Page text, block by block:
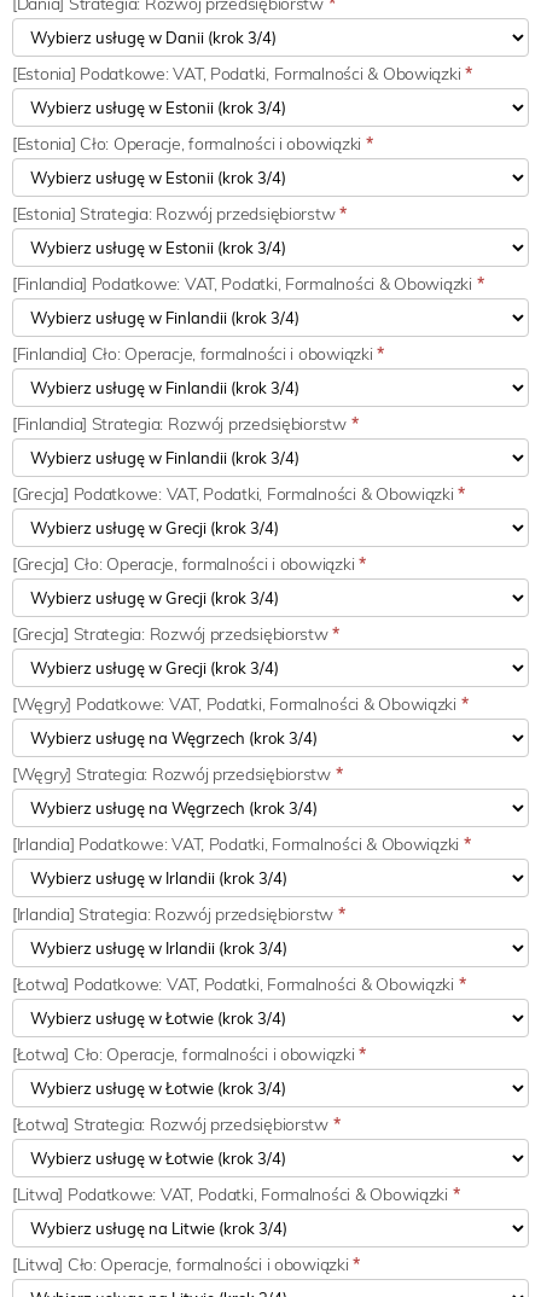
[Estonia] Podatkowe: VAT, Podatki, Formalności & Obowiązki*
[Estonia] Cło: Operacje, formalności i obowiązki *
[Estonia] Strategia: Rozwój przedsiębiorstw*
[Finlandia] Podatkowe: VAT, Podatki, Formalności & Obowiązki *
[Finlandia] Cło: Operacje, formalności i obowiązki*
[Finlandia] Strategia: Rozwój przedsiębiorstw *
[Grecja] Podatkowe: VAT, Podatki, Formalności & Obowiązki*
[Grecja] Cło: Operacje, formalności i obowiązki*
[Grecja] Strategia: Rozwój przedsiębiorstw*
[Węgry] Podatkowe: VAT, Podatki, Formalności & Obowiązki *
[Węgry] Strategia: Rozwój przedsiębiorstw *
[Irlandia] Podatkowe: VAT, Podatki, Formalności & Obowiązki *
[Irlandia] Strategia: Rozwój przedsiębiorstw *
[Łotwa] Podatkowe: VAT, Podatki, Formalności & Obowiązki *
[Łotwa] Cło: Operacje, formalności i obowiązki*
[Łotwa] Strategia: Rozwój przedsiębiorstw *
[Litwa] Podatkowe: VAT, Podatki, Formalności & Obowiązki *
[Litwa] Cło: Operacje, formalności i obowiązki*